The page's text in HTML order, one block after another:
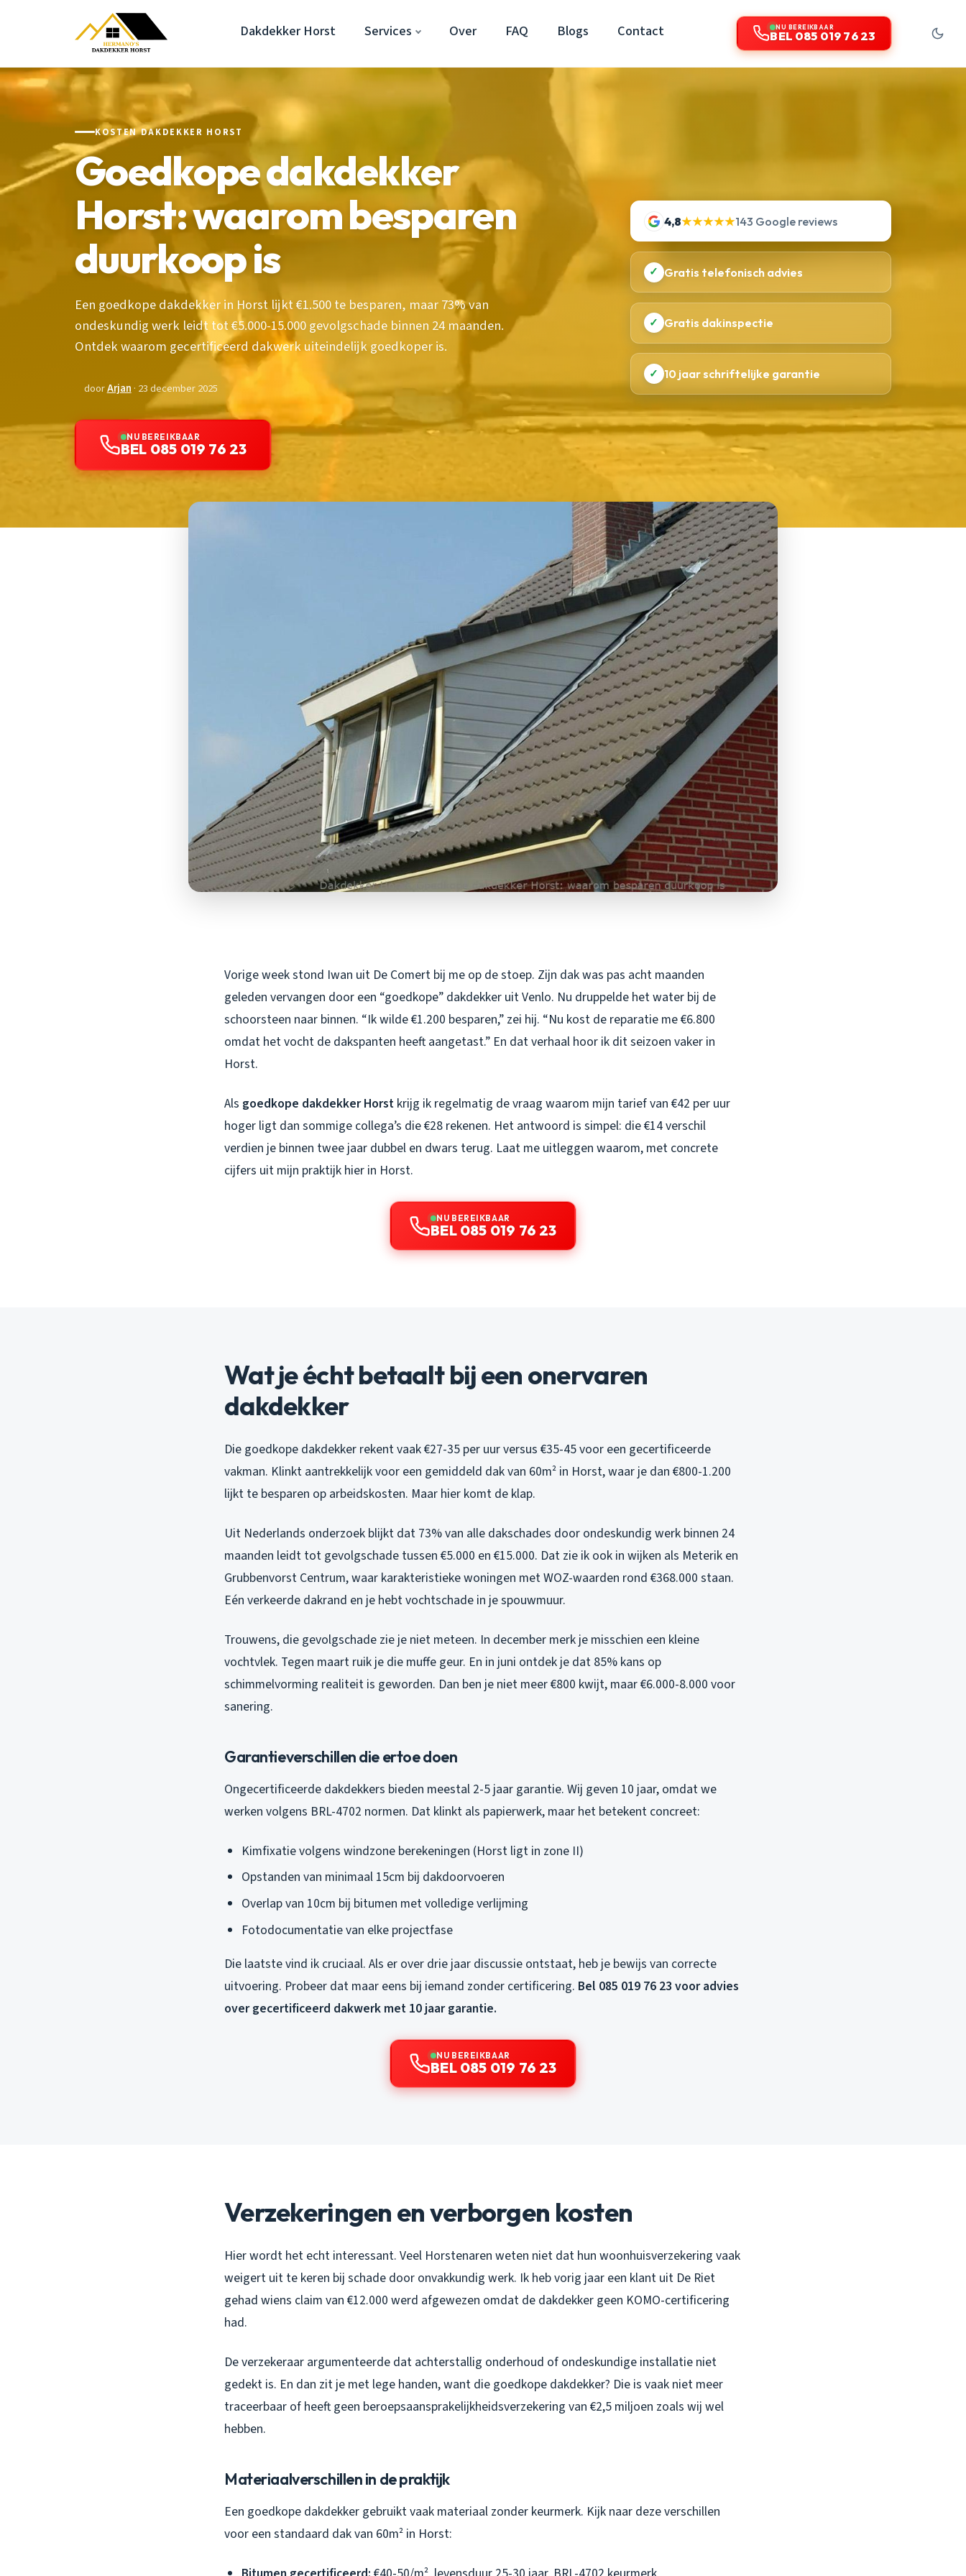
Dakdekker Horst Services Over FAQ Blogs Contact NU BEREIKBAAR
BEL 085 019 76 23
KOSTEN DAKDEKKER HORST
Goedkope dakdekker
Horst: waarom besparen
duurkoop is
Een goedkope dakdekker in Horst lijkt €1.500 te besparen, maar 73% van
ondeskundig werk leidt tot €5.000-15.000 gevolgschade binnen 24 maanden.
Ontdek waarom gecertificeerd dakwerk uiteindelijk goedkoper is.
doorArjan · 23 december 2025
NU BEREIKBAAR
BEL 085 019 76 23
4,8★★★★★143 Google reviews
✓ Gratis telefonisch advies
✓ Gratis dakinspectie
✓ 10 jaar schriftelijke garantie
Vorige week stond Iwan uit De Comert bij me op de stoep. Zijn dak was pas acht maanden
geleden vervangen door een “goedkope” dakdekker uit Venlo. Nu druppelde het water bij de
schoorsteen naar binnen. “Ik wilde €1.200 besparen,” zei hij. “Nu kost de reparatie me €6.800
omdat het vocht de dakspanten heeft aangetast.” En dat verhaal hoor ik dit seizoen vaker in
Horst.
Als goedkope dakdekker Horst krijg ik regelmatig de vraag waarom mijn tarief van €42 per uur
hoger ligt dan sommige collega’s die €28 rekenen. Het antwoord is simpel: die €14 verschil
verdien je binnen twee jaar dubbel en dwars terug. Laat me uitleggen waarom, met concrete
cijfers uit mijn praktijk hier in Horst.
NU BEREIKBAAR
BEL 085 019 76 23
Wat je écht betaalt bij een onervaren
dakdekker
Die goedkope dakdekker rekent vaak €27-35 per uur versus €35-45 voor een gecertificeerde
vakman. Klinkt aantrekkelijk voor een gemiddeld dak van 60m² in Horst, waar je dan €800-1.200
lijkt te besparen op arbeidskosten. Maar hier komt de klap.
Uit Nederlands onderzoek blijkt dat 73% van alle dakschades door ondeskundig werk binnen 24
maanden leidt tot gevolgschade tussen €5.000 en €15.000. Dat zie ik ook in wijken als Meterik en
Grubbenvorst Centrum, waar karakteristieke woningen met WOZ-waarden rond €368.000 staan.
Eén verkeerde dakrand en je hebt vochtschade in je spouwmuur.
Trouwens, die gevolgschade zie je niet meteen. In december merk je misschien een kleine
vochtvlek. Tegen maart ruik je die muffe geur. En in juni ontdek je dat 85% kans op
schimmelvorming realiteit is geworden. Dan ben je niet meer €800 kwijt, maar €6.000-8.000 voor
sanering.
Garantieverschillen die ertoe doen
Ongecertificeerde dakdekkers bieden meestal 2-5 jaar garantie. Wij geven 10 jaar, omdat we
werken volgens BRL-4702 normen. Dat klinkt als papierwerk, maar het betekent concreet:
Kimfixatie volgens windzone berekeningen (Horst ligt in zone II)
Opstanden van minimaal 15cm bij dakdoorvoeren
Overlap van 10cm bij bitumen met volledige verlijming
Fotodocumentatie van elke projectfase
Die laatste vind ik cruciaal. Als er over drie jaar discussie ontstaat, heb je bewijs van correcte
uitvoering. Probeer dat maar eens bij iemand zonder certificering. Bel 085 019 76 23 voor advies
over gecertificeerd dakwerk met 10 jaar garantie.
NU BEREIKBAAR
BEL 085 019 76 23
Verzekeringen en verborgen kosten
Hier wordt het echt interessant. Veel Horstenaren weten niet dat hun woonhuisverzekering vaak
weigert uit te keren bij schade door onvakkundig werk. Ik heb vorig jaar een klant uit De Riet
gehad wiens claim van €12.000 werd afgewezen omdat de dakdekker geen KOMO-certificering
had.
De verzekeraar argumenteerde dat achterstallig onderhoud of ondeskundige installatie niet
gedekt is. En dan zit je met lege handen, want die goedkope dakdekker? Die is vaak niet meer
traceerbaar of heeft geen beroepsaansprakelijkheidsverzekering van €2,5 miljoen zoals wij wel
hebben.
Materiaalverschillen in de praktijk
Een goedkope dakdekker gebruikt vaak materiaal zonder keurmerk. Kijk naar deze verschillen
voor een standaard dak van 60m² in Horst: